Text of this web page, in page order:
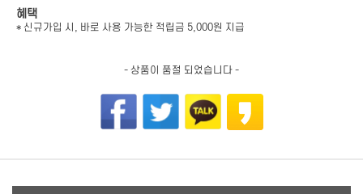
혜택
* 신규가입 시, 바로 사용 가능한 적립금 5,000원 지급
- 상품이 품절 되었습니다 -